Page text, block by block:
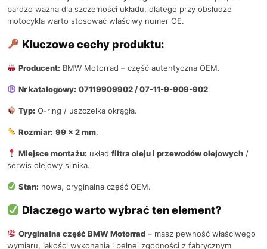
bardzo ważna dla szczelności układu, dlatego przy obsłudze
motocykla warto stosować właściwy numer OE.
Kluczowe cechy produktu:
Producent: BMW Motorrad – część autentyczna OEM.
Nr katalogowy: 07119909902 / 07-11-9-909-902.
Typ: O-ring / uszczelka okrągła.
Rozmiar: 99 x 2 mm.
Miejsce montażu: układ filtra oleju i przewodów olejowych/
serwis olejowy silnika.
Stan: nowa, oryginalna część OEM.
Dlaczego warto wybrać ten element?
Oryginalna część BMW Motorrad– masz pewność właściwego
wymiaru, jakości wykonania i pełnej zgodności z fabrycznym